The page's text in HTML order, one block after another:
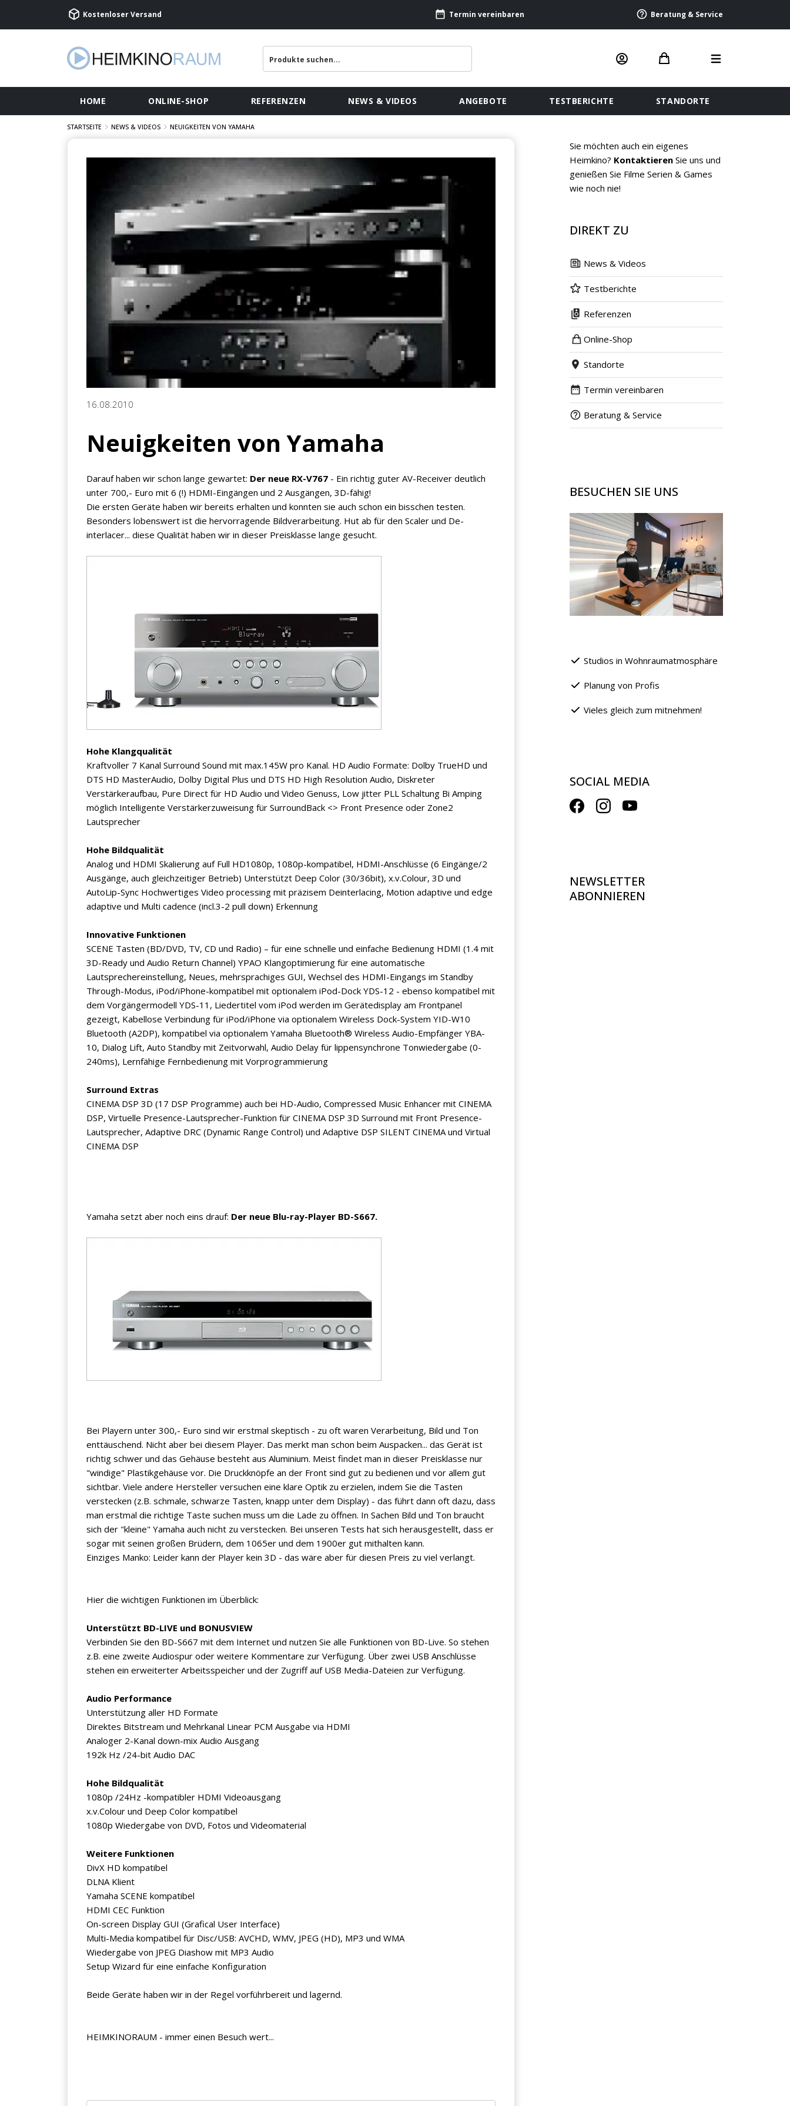
Kostenloser Versand Termin vereinbaren Beratung & Service
HOME ONLINE-SHOP REFERENZEN NEWS & VIDEOS ANGEBOTE TESTBERICHTE STANDORTE
STARTSEITE NEWS & VIDEOS NEUIGKEITEN VON YAMAHA
16.08.2010
Neuigkeiten von Yamaha
Darauf haben wir schon lange gewartet: Der neue RX-V767 - Ein richtig guter AV-Receiver deutlich
unter 700,- Euro mit 6 (!) HDMI-Eingängen und 2 Ausgängen, 3D-fähig!
Die ersten Geräte haben wir bereits erhalten und konnten sie auch schon ein bisschen testen.
Besonders lobenswert ist die hervorragende Bildverarbeitung. Hut ab für den Scaler und De-
interlacer... diese Qualität haben wir in dieser Preisklasse lange gesucht.
Hohe Klangqualität
Kraftvoller 7 Kanal Surround Sound mit max.145W pro Kanal. HD Audio Formate: Dolby TrueHD und
DTS HD MasterAudio, Dolby Digital Plus und DTS HD High Resolution Audio, Diskreter
Verstärkeraufbau, Pure Direct für HD Audio und Video Genuss, Low jitter PLL Schaltung Bi Amping
möglich Intelligente Verstärkerzuweisung für SurroundBack <> Front Presence oder Zone2
Lautsprecher
Hohe Bildqualität
Analog und HDMI Skalierung auf Full HD1080p, 1080p-kompatibel, HDMI-Anschlüsse (6 Eingänge/2
Ausgänge, auch gleichzeitiger Betrieb) Unterstützt Deep Color (30/36bit), x.v.Colour, 3D und
AutoLip-Sync Hochwertiges Video processing mit präzisem Deinterlacing, Motion adaptive und edge
adaptive und Multi cadence (incl.3-2 pull down) Erkennung
Innovative Funktionen
SCENE Tasten (BD/DVD, TV, CD und Radio) – für eine schnelle und einfache Bedienung HDMI (1.4 mit
3D-Ready und Audio Return Channel) YPAO Klangoptimierung für eine automatische
Lautsprechereinstellung, Neues, mehrsprachiges GUI, Wechsel des HDMI-Eingangs im Standby
Through-Modus, iPod/iPhone-kompatibel mit optionalem iPod-Dock YDS-12 - ebenso kompatibel mit
dem Vorgängermodell YDS-11, Liedertitel vom iPod werden im Gerätedisplay am Frontpanel
gezeigt, Kabellose Verbindung für iPod/iPhone via optionalem Wireless Dock-System YID-W10
Bluetooth (A2DP), kompatibel via optionalem Yamaha Bluetooth® Wireless Audio-Empfänger YBA-
10, Dialog Lift, Auto Standby mit Zeitvorwahl, Audio Delay für lippensynchrone Tonwiedergabe (0-
240ms), Lernfähige Fernbedienung mit Vorprogrammierung
Surround Extras
CINEMA DSP 3D (17 DSP Programme) auch bei HD-Audio, Compressed Music Enhancer mit CINEMA
DSP, Virtuelle Presence-Lautsprecher-Funktion für CINEMA DSP 3D Surround mit Front Presence-
Lautsprecher, Adaptive DRC (Dynamic Range Control) und Adaptive DSP SILENT CINEMA und Virtual
CINEMA DSP
Yamaha setzt aber noch eins drauf: Der neue Blu-ray-Player BD-S667.
Bei Playern unter 300,- Euro sind wir erstmal skeptisch - zu oft waren Verarbeitung, Bild und Ton
enttäuschend. Nicht aber bei diesem Player. Das merkt man schon beim Auspacken... das Gerät ist
richtig schwer und das Gehäuse besteht aus Aluminium. Meist findet man in dieser Preisklasse nur
"windige" Plastikgehäuse vor. Die Druckknöpfe an der Front sind gut zu bedienen und vor allem gut
sichtbar. Viele andere Hersteller versuchen eine klare Optik zu erzielen, indem Sie die Tasten
verstecken (z.B. schmale, schwarze Tasten, knapp unter dem Display) - das führt dann oft dazu, dass
man erstmal die richtige Taste suchen muss um die Lade zu öffnen. In Sachen Bild und Ton braucht
sich der "kleine" Yamaha auch nicht zu verstecken. Bei unseren Tests hat sich herausgestellt, dass er
sogar mit seinen großen Brüdern, dem 1065er und dem 1900er gut mithalten kann.
Einziges Manko: Leider kann der Player kein 3D - das wäre aber für diesen Preis zu viel verlangt.
Hier die wichtigen Funktionen im Überblick:
Unterstützt BD-LIVE und BONUSVIEW
Verbinden Sie den BD-S667 mit dem Internet und nutzen Sie alle Funktionen von BD-Live. So stehen
z.B. eine zweite Audiospur oder weitere Kommentare zur Verfügung. Über zwei USB Anschlüsse
stehen ein erweiterter Arbeitsspeicher und der Zugriff auf USB Media-Dateien zur Verfügung.
Audio Performance
Unterstützung aller HD Formate
Direktes Bitstream und Mehrkanal Linear PCM Ausgabe via HDMI
Analoger 2-Kanal down-mix Audio Ausgang
192k Hz /24-bit Audio DAC
Hohe Bildqualität
1080p /24Hz -kompatibler HDMI Videoausgang
x.v.Colour und Deep Color kompatibel
1080p Wiedergabe von DVD, Fotos und Videomaterial
Weitere Funktionen
DivX HD kompatibel
DLNA Klient
Yamaha SCENE kompatibel
HDMI CEC Funktion
On-screen Display GUI (Grafical User Interface)
Multi-Media kompatibel für Disc/USB: AVCHD, WMV, JPEG (HD), MP3 und WMA
Wiedergabe von JPEG Diashow mit MP3 Audio
Setup Wizard für eine einfache Konfiguration
Beide Geräte haben wir in der Regel vorführbereit und lagernd.
HEIMKINORAUM - immer einen Besuch wert...
Sie möchten auch ein eigenes
Heimkino? Kontaktieren Sie uns und
genießen Sie Filme Serien & Games
wie noch nie!
DIREKT ZU
News & Videos
Testberichte
Referenzen
Online-Shop
Standorte
Termin vereinbaren
Beratung & Service
BESUCHEN SIE UNS
Studios in Wohnraumatmosphäre
Planung von Profis
Vieles gleich zum mitnehmen!
SOCIAL MEDIA
NEWSLETTER
ABONNIEREN
Datenschutzerklärung. Sie können sich
jederzeit wieder abmelden.